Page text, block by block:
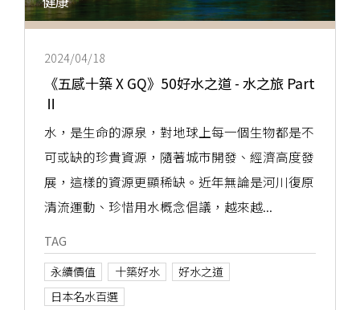
2024/04/18
《五感十築 X GQ》50好水之道 - 水之旅 Part
Ⅱ
水，是生命的源泉，對地球上每一個生物都是不
可或缺的珍貴資源，隨著城市開發、經濟高度發
展，這樣的資源更顯稀缺。近年無論是河川復原
清流運動、珍惜用水概念倡議，越來越...
TAG
永續價值
十築好水
好水之道
日本名水百選